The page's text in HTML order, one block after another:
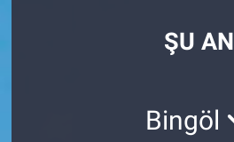
ŞU AN
Bingöl